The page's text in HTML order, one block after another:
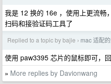
我是 12 换的 16e ，使用上更流畅
扫码和接验证码工具了
Replied to a topic by bajie › mac 适配
使用 paw3395 芯片的鼠标即可，
» More replies by Davionwang